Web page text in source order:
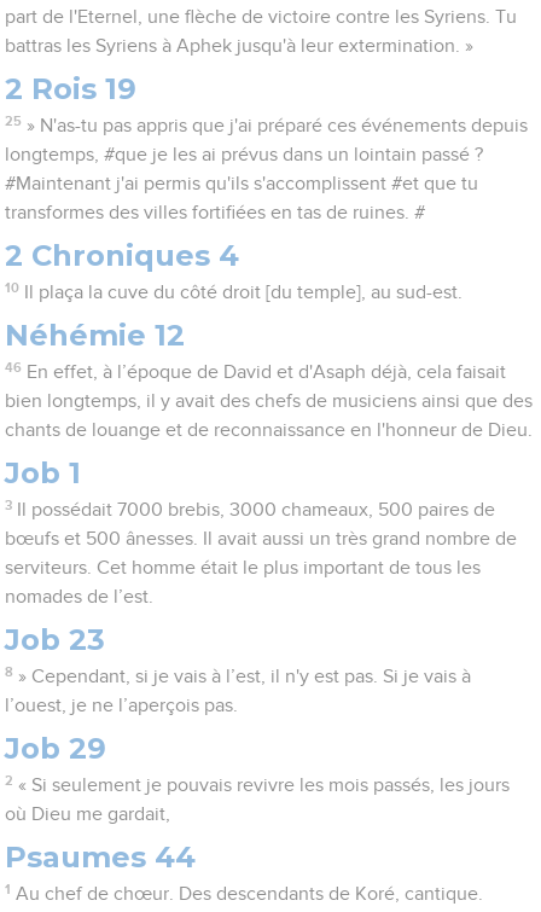
part de l'Eternel, une flèche de victoire contre les Syriens. Tu
battras les Syriens à Aphek jusqu'à leur extermination. »
2 Rois 19
25 » N'as-tu pas appris que j'ai préparé ces événements depuis
longtemps, #que je les ai prévus dans un lointain passé ?
#Maintenant j'ai permis qu'ils s'accomplissent #et que tu
transformes des villes fortifiées en tas de ruines. #
2 Chroniques 4
10 Il plaça la cuve du côté droit [du temple], au sud-est.
Néhémie 12
46 En effet, à l’époque de David et d'Asaph déjà, cela faisait
bien longtemps, il y avait des chefs de musiciens ainsi que des
chants de louange et de reconnaissance en l'honneur de Dieu.
Job 1
3
Il possédait 7000 brebis, 3000 chameaux, 500 paires de
bœufs et 500 ânesses. Il avait aussi un très grand nombre de
serviteurs. Cet homme était le plus important de tous les
nomades de l’est.
Job 23
8 » Cependant, si je vais à l’est, il n'y est pas. Si je vais à
l’ouest, je ne l’aperçois pas.
Job 29
2 « Si seulement je pouvais revivre les mois passés, les jours
où Dieu me gardait,
Psaumes 44
1 Au chef de chœur. Des descendants de Koré, cantique.